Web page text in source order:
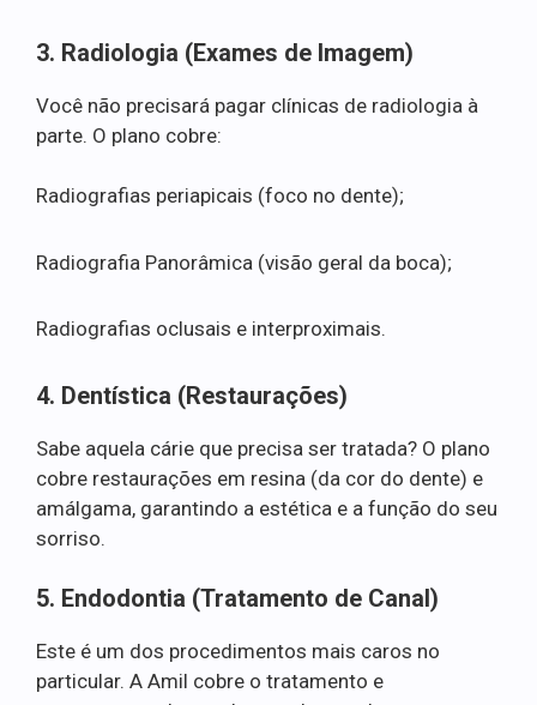
3. Radiologia (Exames de Imagem)
Você não precisará pagar clínicas de radiologia à
parte. O plano cobre:
Radiografias periapicais (foco no dente);
Radiografia Panorâmica (visão geral da boca);
Radiografias oclusais e interproximais.
4. Dentística (Restaurações)
Sabe aquela cárie que precisa ser tratada? O plano
cobre restaurações em resina (da cor do dente) e
amálgama, garantindo a estética e a função do seu
sorriso.
5. Endodontia (Tratamento de Canal)
Este é um dos procedimentos mais caros no
particular. A Amil cobre o tratamento e